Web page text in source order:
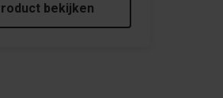
bekijken